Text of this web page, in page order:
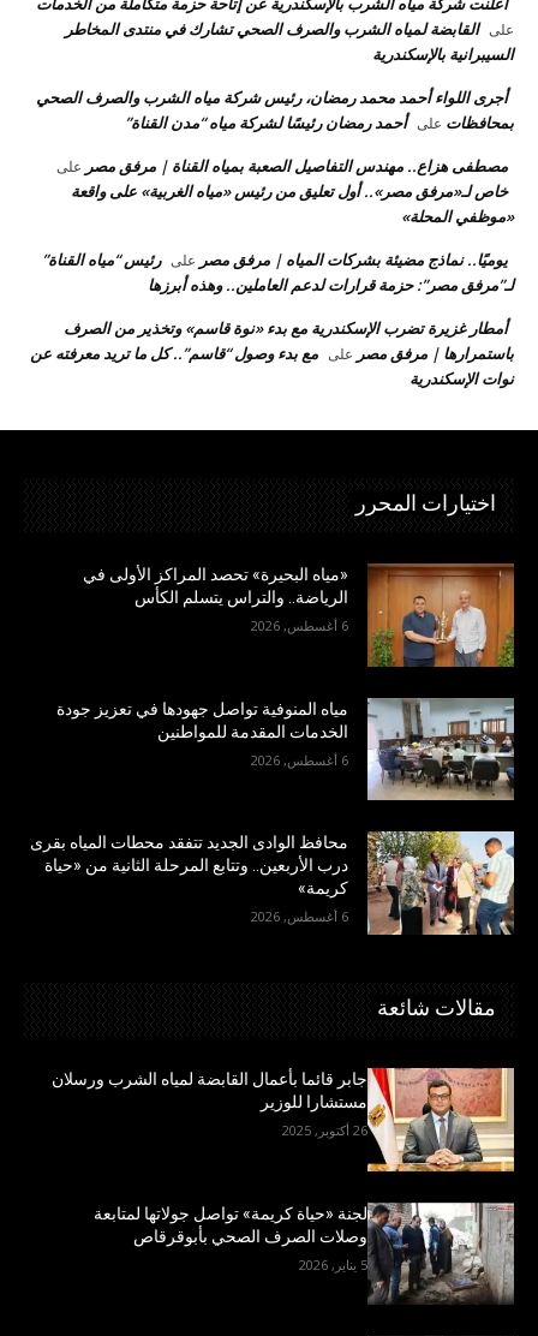
على القابضة لمياه الشرب والصرف الصحي تشارك في منتدى المخاطر
السيبرانية بالإسكندرية
أجرى اللواء أحمد محمد رمضان، رئيس شركة مياه الشرب والصرف الصحي
بمحافظات على أحمد رمضان رئيسًا لشركة مياه “مدن القناة”
مصطفى هزاع.. مهندس التفاصيل الصعبة بمياه القناة | مرفق مصر على
خاص لـ«مرفق مصر».. أول تعليق من رئيس «مياه الغربية» على واقعة
«موظفي المحلة»
يوميًا.. نماذج مضيئة بشركات المياه | مرفق مصر على رئيس “مياه القناة”
لـ”مرفق مصر”: حزمة قرارات لدعم العاملين.. وهذه أبرزها
أمطار غزيرة تضرب الإسكندرية مع بدء «نوة قاسم» وتخذير من الصرف
باستمرارها | مرفق مصر على مع بدء وصول “قاسم”.. كل ما تريد معرفته عن
نوات الإسكندرية
اختيارات المحرر
«مياه البحيرة» تحصد المراكز الأولى في
الرياضة.. والتراس يتسلم الكأس
6 أغسطس, 2026
مياه المنوفية تواصل جهودها في تعزيز جودة
الخدمات المقدمة للمواطنين
6 أغسطس, 2026
محافظ الوادى الجديد تتفقد محطات المياه بقرى
درب الأربعين.. وتتابع المرحلة الثانية من «حياة
كريمة»
6 أغسطس, 2026
مقالات شائعة
جابر قائما بأعمال القابضة لمياه الشرب ورسلان
مستشارا للوزير
26 أكتوبر, 2025
لجنة «حياة كريمة» تواصل جولاتها لمتابعة
وصلات الصرف الصحي بأبوقرقاص
5 يناير, 2026